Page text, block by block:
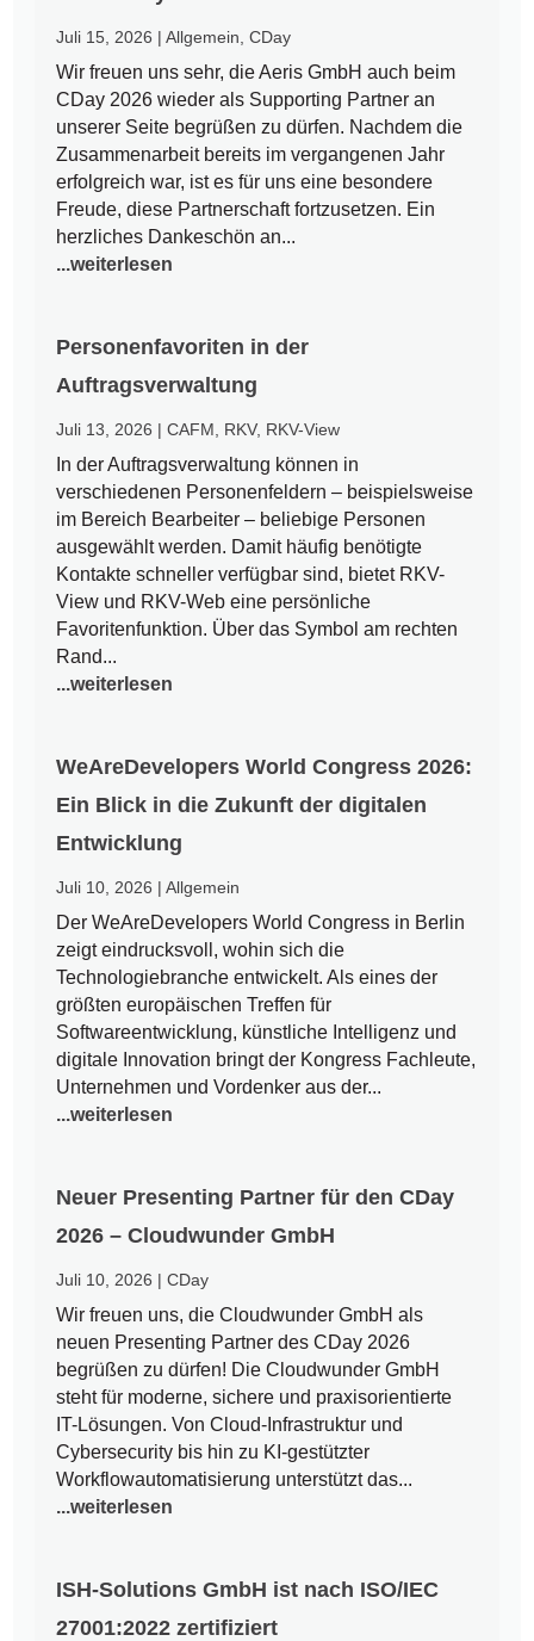
Juli 15, 2026 |Allgemein ,CDay
Wir freuen uns sehr, die Aeris GmbH auch beim
CDay 2026 wieder als Supporting Partner an
unserer Seite begrüßen zu dürfen. Nachdem die
Zusammenarbeit bereits im vergangenen Jahr
erfolgreich war, ist es für uns eine besondere
Freude, diese Partnerschaft fortzusetzen. Ein
herzliches Dankeschön an...
...weiterlesen
Personenfavoriten in der
Auftragsverwaltung
Juli 13, 2026 |CAFM RKV, RKV-View
In der Auftragsverwaltung können in
verschiedenen Personenfeldern – beispielsweise
im Bereich Bearbeiter – beliebige Personen
ausgewählt werden. Damit häufig benötigte
Kontakte schneller verfügbar sind, bietet RKV-
View und RKV-Web eine persönliche
Favoritenfunktion. Über das Symbol am rechten
Rand...
...weiterlesen
WeAreDevelopers World Congress 2026:
Ein Blick in die Zukunft der digitalen
Entwicklung
Juli 10, 2026 |Allgemein
Der WeAreDevelopers World Congress in Berlin
zeigt eindrucksvoll, wohin sich die
Technologiebranche entwickelt. Als eines der
größten europäischen Treffen für
Softwareentwicklung, künstliche Intelligenz und
digitale Innovation bringt der Kongress Fachleute,
Unternehmen und Vordenker aus der...
...weiterlesen
Neuer Presenting Partner für den CDay
2026 – Cloudwunder GmbH
Juli 10, 2026 |CDay
Wir freuen uns, die Cloudwunder GmbH als
neuen Presenting Partner des CDay 2026
begrüßen zu dürfen! Die Cloudwunder GmbH
steht für moderne, sichere und praxisorientierte
IT-Lösungen. Von Cloud-Infrastruktur und
Cybersecurity bis hin zu KI-gestützter
Workflowautomatisierung unterstützt das...
...weiterlesen
ISH-Solutions GmbH ist nach ISO/IEC
27001:2022 zertifiziert